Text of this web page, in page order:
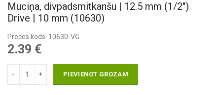
Muciņa, divpadsmitkanšu | 12.5 mm (1/2″)
Drive | 10 mm (10630)
Preces kods: 10630-VG
2.39 €
PIEVIENOT GROZAM